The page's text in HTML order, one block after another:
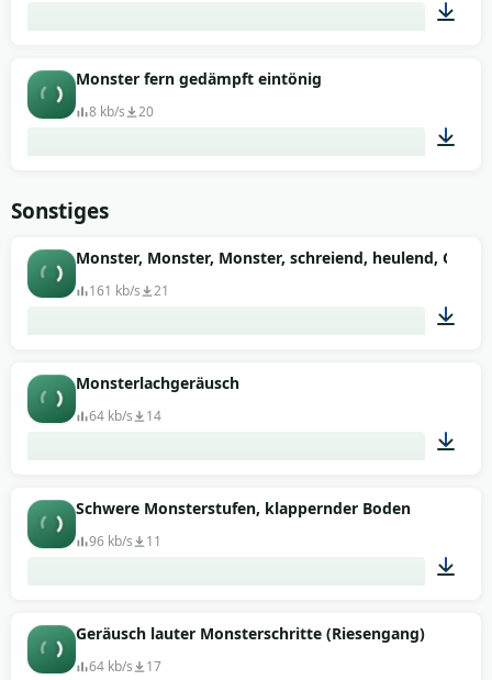
Monster fern gedämpft eintönig
8 kb/s 20
Sonstiges
Monster, Monster, Monster, schreiend, heulend,
161 kb/s 21
Monsterlachgeräusch
64 kb/s 14
Schwere Monsterstufen, klappernder Boden
96 kb/s 11
00:09
Geräusch lauter Monsterschritte (Riesengang)
64 kb/s 17